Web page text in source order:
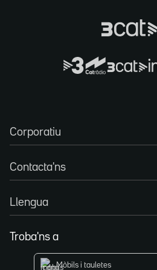
Corporatiu
Contacta'ns
Llengua
Troba'ns a
Mòbils i tauletes